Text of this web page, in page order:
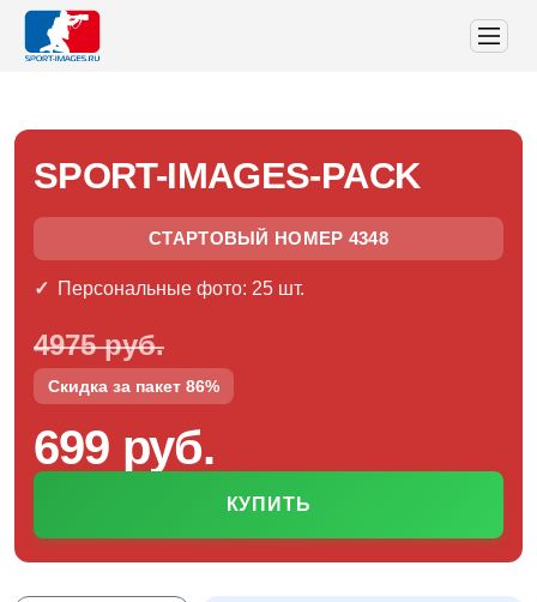
SPORT-IMAGES-PACK
СТАРТОВЫЙ НОМЕР 4348
Персональные фото: 25 шт.
4975 руб.
Скидка за пакет 86%
699 руб.
КУПИТЬ